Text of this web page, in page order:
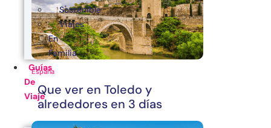
España
Que ver en Toledo y
alrededores en 3 días
Sostenible
Viajes
En
Familia
Guías
De
Viaje